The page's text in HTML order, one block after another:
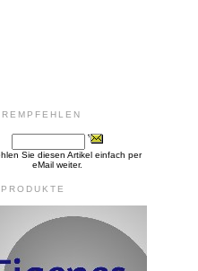
Sie diesen Artikel einfach per
eMail weiter.